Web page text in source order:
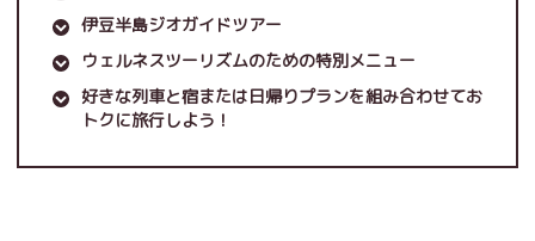
伊豆半島ジオガイドツアー
ウェルネスツーリズムのための特別メニュー
好きな列車と宿または日帰りプランを組み合わせてお
トクに旅行しよう！